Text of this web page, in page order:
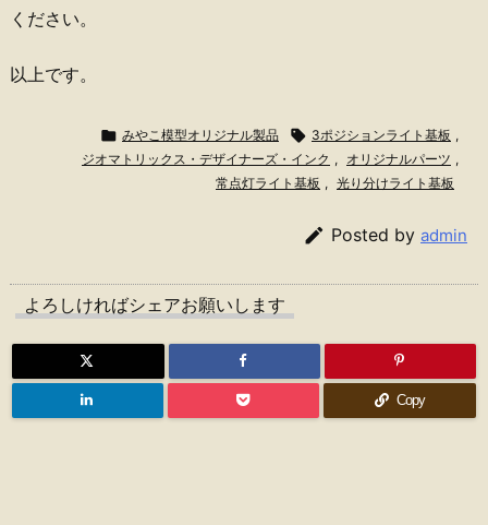
ください。
以上です。
 みやこ模型オリジナル製品  3ポジションライト基板 ,
ジオマトリックス・デザイナーズ・インク , オリジナルパーツ ,
常点灯ライト基板 , 光り分けライト基板
 Posted by admin
よろしければシェアお願いします
Copy